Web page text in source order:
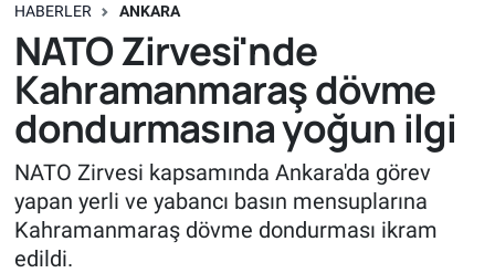
HABERLER ANKARA
NATO Zirvesi'nde
Kahramanmaraş dövme
dondurmasına yoğun ilgi
NATO Zirvesi kapsamında Ankara'da görev
yapan yerli ve yabancı basın mensuplarına
Kahramanmaraş dövme dondurması ikram
edildi.
Süper Lig Puan Durumu ve Fikstür
Tüm Manşetler
Son Dakika Haberleri
Haber Arşivi